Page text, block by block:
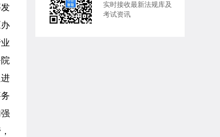
实时接收最新法规库及
考试资讯